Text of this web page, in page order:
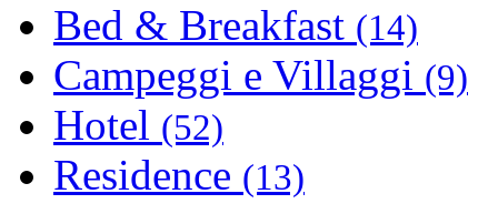
Bed & Breakfast (14)
Campeggi e Villaggi (9)
Hotel (52)
Residence (13)